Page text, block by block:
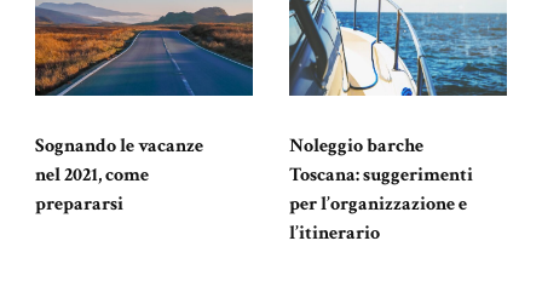
Sognando le vacanze
nel 2021, come
prepararsi
Noleggio barche
Toscana: suggerimenti
per l’organizzazione e
l’itinerario